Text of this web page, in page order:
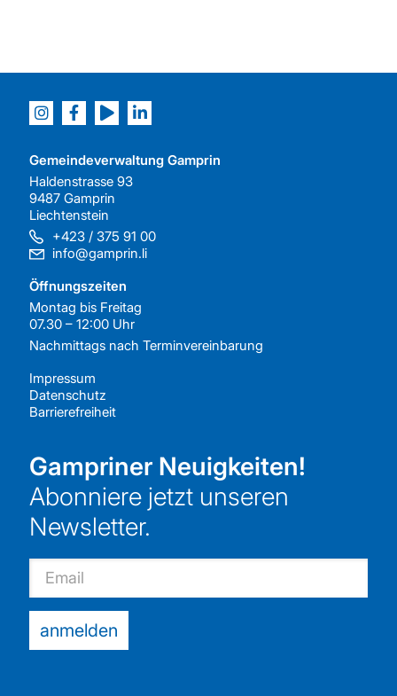
Gemeindeverwaltung Gamprin
Haldenstrasse 93
9487 Gamprin
Liechtenstein
+423 / 375 91 00
info@gamprin.li
Öffnungszeiten
Montag bis Freitag
07.30 – 12:00 Uhr
Nachmittags nach Terminvereinbarung
Impressum
Datenschutz
Barrierefreiheit
Gampriner Neuigkeiten!
Abonniere jetzt unseren
Newsletter.
Email
anmelden